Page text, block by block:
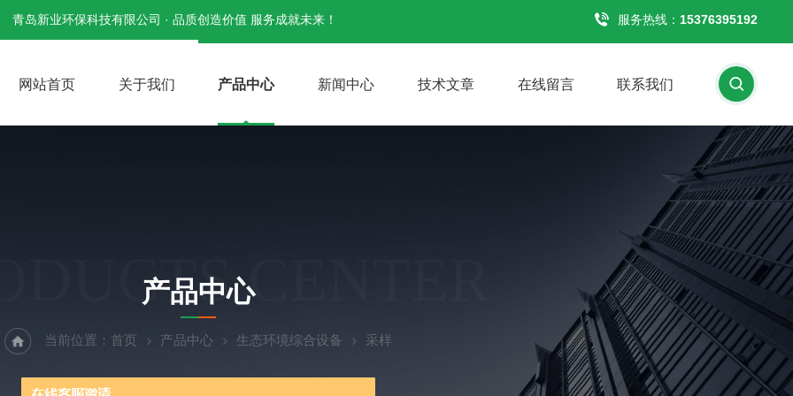
青岛新业环保科技有限公司 · 品质创造价值 服务成就未来！ 服务热线： 15376395192
网站首页 关于我们 产品中心 新闻中心 技术文章 在线留言 联系我们
CENTER
产品中心
当前位置： 首页 产品中心 生态环境综合设备 采样